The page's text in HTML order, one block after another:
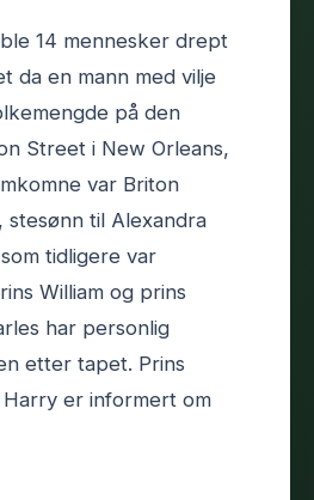
14 mennesker drept
da en mann med vilje
på den
Street i New Orleans,
var Briton
stesønn til Alexandra
tidligere var
William og prins
har personlig
etter tapet. Prins
Harry er informert om